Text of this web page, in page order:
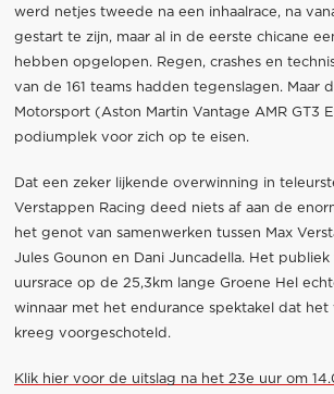
werd netjes tweede na een inhaalrace, na
gestart te zijn, maar al in de eerste chicane
hebben opgelopen. Regen, crashes en
van de 161 teams hadden tegenslagen. Maar
Motorsport (Aston Martin Vantage AMR GT3
podiumplek voor zich op te eisen.
Dat een zeker lijkende overwinning in
Verstappen Racing deed niets af aan de
het genot van samenwerken tussen Max
Jules Gounon en Dani Juncadella. Het
uursrace op de 25,3km lange Groene Hel
winnaar met het endurance spektakel dat het
kreeg voorgeschoteld.
Klik hier voor de uitslag na het 23e uur om